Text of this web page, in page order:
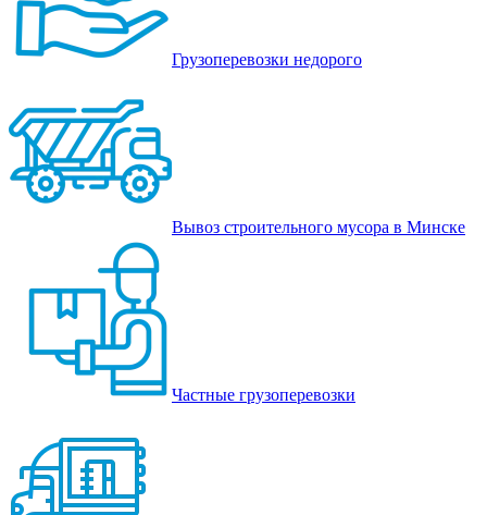
Грузоперевозки недорого
Вывоз строительного мусора в Минске
Частные грузоперевозки